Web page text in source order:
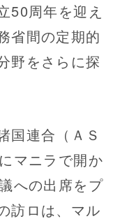
50周年を迎え
省間の定期的
野をさらに探
国連合（ＡＳ
マニラで開か
への出席をプ
訪ロは、マル